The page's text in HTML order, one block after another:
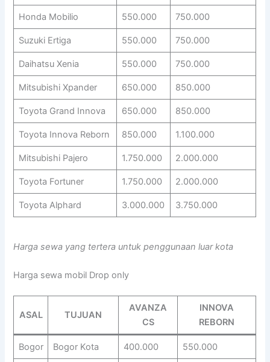
Honda Mobilio 550.000 750.000
Suzuki Ertiga 550.000 750.000
Daihatsu Xenia 550.000 750.000
Mitsubishi Xpander 650.000 850.000
Toyota Grand Innova 650.000 850.000
Toyota Innova Reborn 850.000 1.100.000
Mitsubishi Pajero 1.750.000 2.000.000
Toyota Fortuner 1.750.000 2.000.000
Toyota Alphard 3.000.000 3.750.000
Harga sewa yang tertera untuk penggunaan luar kota
Harga sewa mobil Drop only
ASAL TUJUAN
AVANZA
CS
INNOVA
REBORN
Bogor Bogor Kota 400.000 550.000